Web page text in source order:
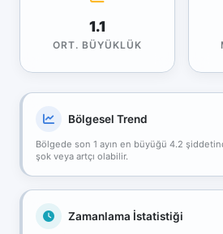
1.1
ORT. BÜYÜKLÜK
Bölgesel Trend
Bölgede son 1 ayın en büyüğü 4.2
şok veya artçı olabilir.
Zamanlama İstatistiği